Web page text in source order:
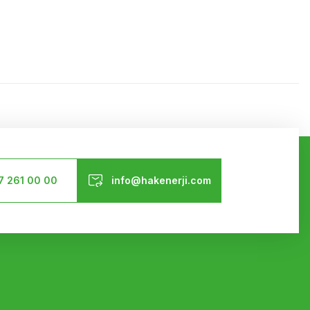
261 00 00 info@hakenerji.com